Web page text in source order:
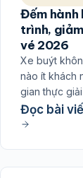
Đếm hành
trình,
vé 2026
Xe buýt
nào ít khách
gian thực
Đọc bài